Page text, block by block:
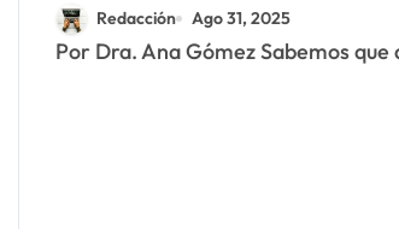
Redacción Ago 31, 2025
Por Dra. Ana Gómez Sabemos